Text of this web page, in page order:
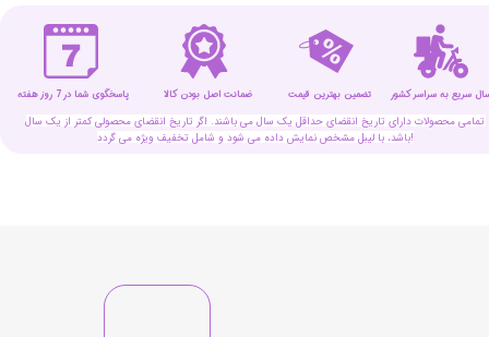
تمامی محصولات دارای تاریخ انقضای حداقل یک سال می باشند. اگر تاریخ انقضای محصولی کمتر از یک سال
باشد، با لیبل مشخص نمایش داده می شود و شامل تخفیف ویژه می گردد!
ضمانت اصل بودن کالا تضمین بهترین قیمت پاسخگوی شما در 7 روز هفته سریع به سراسر کشور